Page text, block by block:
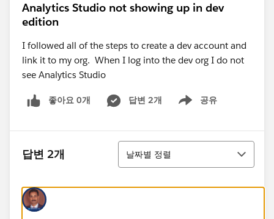
Analytics Studio not showing up in dev
edition
I followed all of the steps to create a dev account and
link it to my org. When I log into the dev org I do not
see Analytics Studio
좋아요 0개 답변 2개 공유
Show menu
답변 2개
정렬
날짜별 정렬